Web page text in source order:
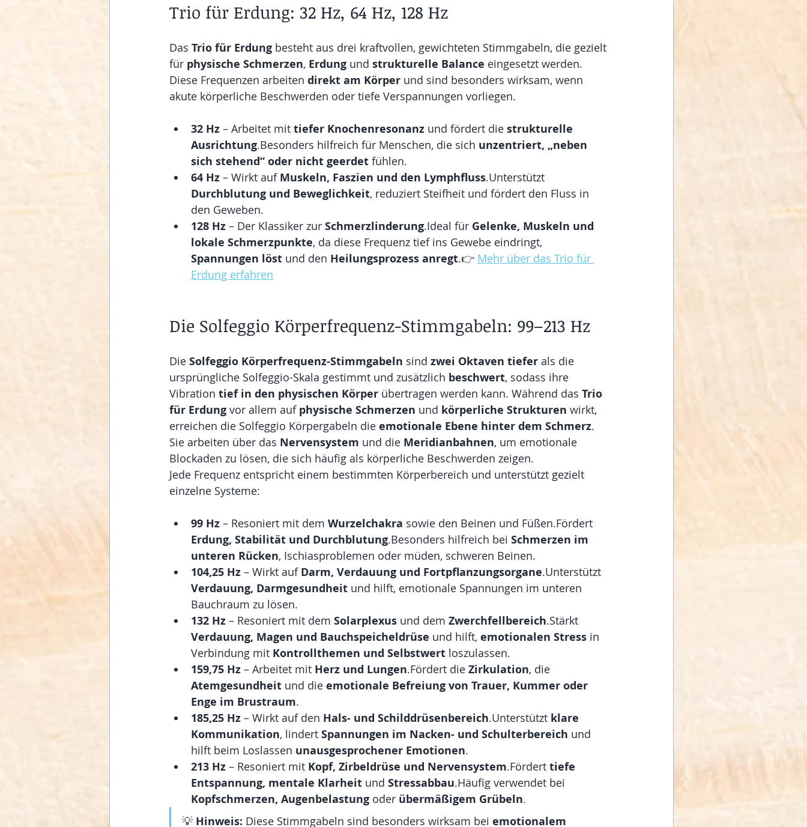
Trio für Erdung: 32 Hz, 64 Hz, 128 Hz
Das Trio für Erdung besteht aus drei kraftvollen, gewichteten Stimmgabeln, die gezielt
für physische Schmerzen, Erdung und strukturelle Balance eingesetzt werden.
Diese Frequenzen arbeiten direkt am Körper und sind besonders wirksam, wenn
akute körperliche Beschwerden oder tiefe Verspannungen vorliegen.
32 Hz – Arbeitet mit tiefer Knochenresonanz und fördert die strukturelle
Ausrichtung.Besonders hilfreich für Menschen, die sich unzentriert, „neben
sich stehend“ oder nicht geerdet fühlen.
64 Hz – Wirkt auf Muskeln, Faszien und den Lymphfluss.Unterstützt
Durchblutung und Beweglichkeit, reduziert Steifheit und fördert den Fluss in
den Geweben.
128 Hz – Der Klassiker zur Schmerzlinderung.Ideal für Gelenke, Muskeln und
lokale Schmerzpunkte, da diese Frequenz tief ins Gewebe eindringt,
Spannungen löst und den Heilungsprozess anregt.👉 Mehr über das Trio für
Erdung erfahren
Die Solfeggio Körperfrequenz-Stimmgabeln: 99–213 Hz
Die Solfeggio Körperfrequenz-Stimmgabeln sind zwei Oktaven tiefer als die
ursprüngliche Solfeggio-Skala gestimmt und zusätzlich beschwert, sodass ihre
Vibration tief in den physischen Körper übertragen werden kann. Während das Trio
für Erdung vor allem auf physische Schmerzen und körperliche Strukturen wirkt,
erreichen die Solfeggio Körpergabeln die emotionale Ebene hinter dem Schmerz.
Sie arbeiten über das Nervensystem und die Meridianbahnen, um emotionale
Blockaden zu lösen, die sich häufig als körperliche Beschwerden zeigen.
Jede Frequenz entspricht einem bestimmten Körperbereich und unterstützt gezielt
einzelne Systeme:
99 Hz – Resoniert mit dem Wurzelchakra sowie den Beinen und Füßen.Fördert
Erdung, Stabilität und Durchblutung.Besonders hilfreich bei Schmerzen im
unteren Rücken, Ischiasproblemen oder müden, schweren Beinen.
104,25 Hz – Wirkt auf Darm, Verdauung und Fortpflanzungsorgane.Unterstützt
Verdauung, Darmgesundheit und hilft, emotionale Spannungen im unteren
Bauchraum zu lösen.
132 Hz – Resoniert mit dem Solarplexus und dem Zwerchfellbereich.Stärkt
Verdauung, Magen und Bauchspeicheldrüse und hilft, emotionalen Stress in
Verbindung mit Kontrollthemen und Selbstwert loszulassen.
159,75 Hz – Arbeitet mit Herz und Lungen.Fördert die Zirkulation, die
Atemgesundheit und die emotionale Befreiung von Trauer, Kummer oder
Enge im Brustraum.
185,25 Hz – Wirkt auf den Hals- und Schilddrüsenbereich.Unterstützt klare
Kommunikation, lindert Spannungen im Nacken- und Schulterbereich und
hilft beim Loslassen unausgesprochener Emotionen.
213 Hz – Resoniert mit Kopf, Zirbeldrüse und Nervensystem.Fördert tiefe
Entspannung, mentale Klarheit und Stressabbau.Häufig verwendet bei
Kopfschmerzen, Augenbelastung oder übermäßigem Grübeln.
💡 Hinweis: Diese Stimmgabeln sind besonders wirksam bei emotionalem